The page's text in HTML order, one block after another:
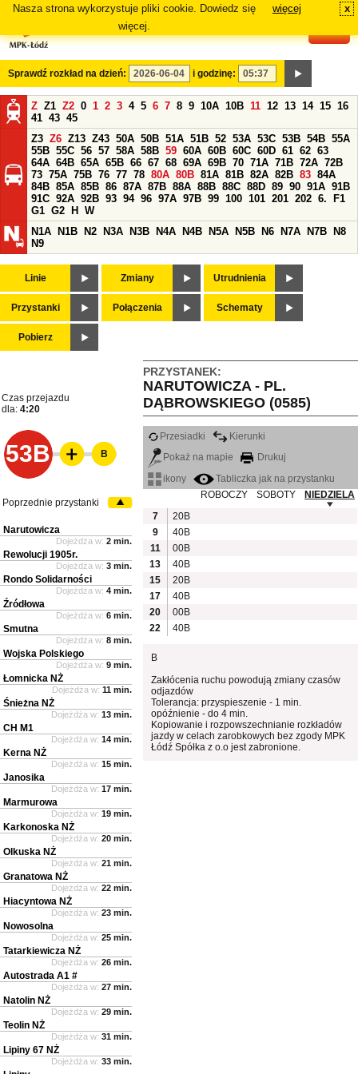
Nasza strona wykorzystuje pliki cookie. Dowiedz się
więcej.
więcej x
Sprawdź rozkład na dzień: i godzinę:
Z Z1 Z2 0 1 2 3 4 5 6 7 8 9 10A 10B 11 12 13 14 15 16
41 43 45
Z3 Z6 Z13 Z43 50A 50B 51A 51B 52 53A 53C 53B 54B 55A
55B 55C 56 57 58A 58B 59 60A 60B 60C 60D 61 62 63
64A 64B 65A 65B 66 67 68 69A 69B 70 71A 71B 72A 72B
73 75A 75B 76 77 78 80A 80B 81A 81B 82A 82B 83 84A
84B 85A 85B 86 87A 87B 88A 88B 88C 88D 89 90 91A 91B
91C 92A 92B 93 94 96 97A 97B 99 100 101 201 202 6.
F1
G1 G2 H
W
N1A
N1B N2 N3A N3B N4A N4B N5A N5B N6 N7A N7B
N8
N9
Linie Zmiany Utrudnienia
Przystanki Połączenia Schematy
Pobierz
PRZYSTANEK:
NARUTOWICZA - PL.
DĄBROWSKIEGO (0585)
Czas przejazdu
dla: 4:20
53B
Przesiadki
Kierunki
Pokaż na mapie
Drukuj
ikony
Tabliczka jak na przystanku
ROBOCZY
SOBOTY
NIEDZIELA
7
20B
9
40B
11
00B
13
40B
15
20B
17
40B
20
00B
22
40B
B
Zakłócenia ruchu powodują zmiany czasów
odjazdów
Tolerancja: przyspieszenie - 1 min.
opóźnienie - do 4 min.
Kopiowanie i rozpowszechnianie rozkładów
jazdy w celach zarobkowych bez zgody MPK
Łódź Spółka z o.o jest zabronione.
B
Poprzednie przystanki
Narutowicza
Dojeżdża w: 2 min.
Rewolucji 1905r.
Dojeżdża w: 3 min.
Rondo Solidarności
Dojeżdża w: 4 min.
Źródłowa
Dojeżdża w: 6 min.
Smutna
Dojeżdża w: 8 min.
Wojska Polskiego
Dojeżdża w: 9 min.
Łomnicka NŻ
Dojeżdża w: 11 min.
Śnieżna NŻ
Dojeżdża w: 13 min.
CH M1
Dojeżdża w: 14 min.
Kerna NŻ
Dojeżdża w: 15 min.
Janosika
Dojeżdża w: 17 min.
Marmurowa
Dojeżdża w: 19 min.
Karkonoska NŻ
Dojeżdża w: 20 min.
Olkuska NŻ
Dojeżdża w: 21 min.
Granatowa NŻ
Dojeżdża w: 22 min.
Hiacyntowa NŻ
Dojeżdża w: 23 min.
Nowosolna
Dojeżdża w: 25 min.
Tatarkiewicza NŻ
Dojeżdża w: 26 min.
Autostrada A1 #
Dojeżdża w: 27 min.
Natolin NŻ
Dojeżdża w: 29 min.
Teolin NŻ
Dojeżdża w: 31 min.
Lipiny 67 NŻ
Dojeżdża w: 33 min.